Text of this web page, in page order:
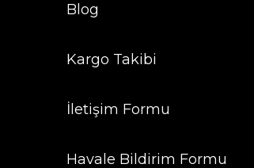
Blog
Kargo Takibi
İletişim Formu
Havale Bildirim Formu